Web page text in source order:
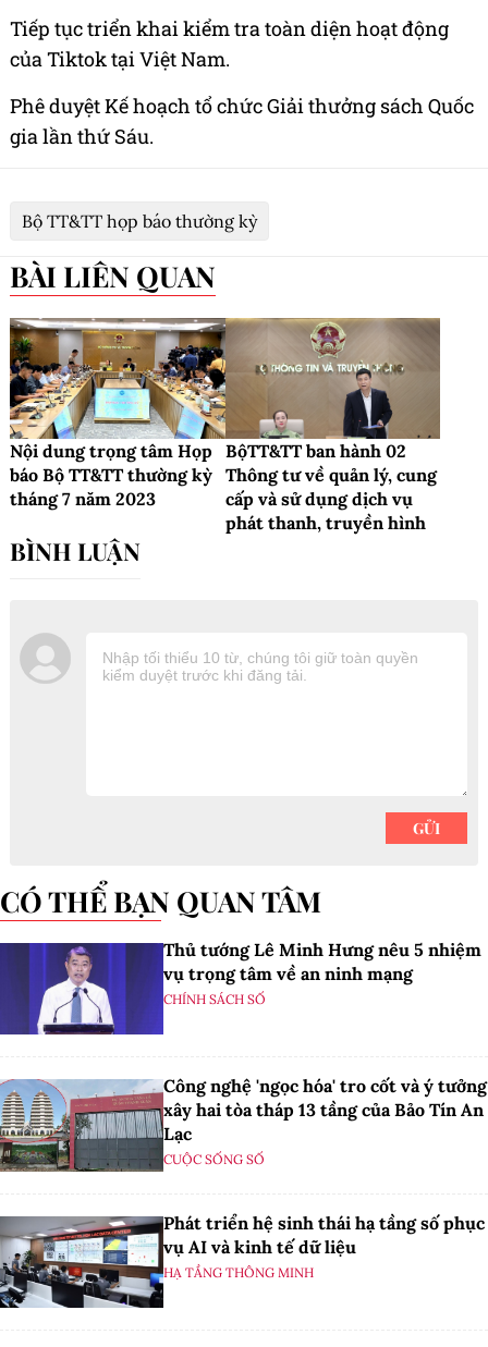
Tiếp tục triển khai kiểm tra toàn diện hoạt động
của Tiktok tại Việt Nam.
Phê duyệt Kế hoạch tổ chức Giải thưởng sách Quốc
gia lần thứ Sáu.
Bộ TT&TT họp báo thường kỳ
BÀI LIÊN QUAN
Nội dung trọng tâm Họp
báo Bộ TT&TT thường kỳ
tháng 7 năm 2023
BộTT&TT ban hành 02
Thông tư về quản lý, cung
cấp và sử dụng dịch vụ
phát thanh, truyền hình
CÓ THỂ BẠN QUAN TÂM
Thủ tướng Lê Minh Hưng nêu 5 nhiệm
vụ trọng tâm về an ninh mạng
CHÍNH SÁCH SỐ
Công nghệ 'ngọc hóa' tro cốt và ý tưởng
xây hai tòa tháp 13 tầng của Bảo Tín An
Lạc
CUỘC SỐNG SỐ
Phát triển hệ sinh thái hạ tầng số phục
vụ AI và kinh tế dữ liệu
HẠ TẦNG THÔNG MINH